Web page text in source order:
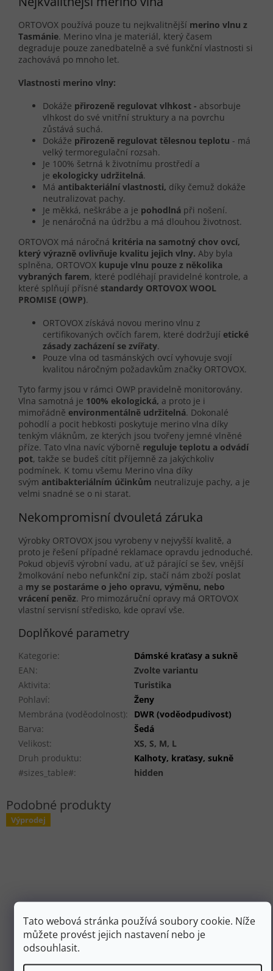
Tato webová stránka používá soubory cookie. Níže
můžete provést jejich nastavení nebo je
odsouhlasit.
ORTOVOX používá pouze tu nejkvalitnější merino vlnu z
Tasmánie. Merino vlna je materiál, který časem
degraduje pouze zanedbatelně a své funkční vlastnosti si
zachovává po mnoho let.
Vlastnosti merino vlny:
Dokáže přirozeně regulovat vlhkost - absorbuje
vlhkost do své vnitřní struktury a na povrchu
zůstává suchá.
Dokáže přirozeně regulovat tělesnou teplotu - má
velký termoregulační rozsah.
Je 100% šetrná k životnímu prostředí a
je ekologicky udržitelná.
Má antibakteriální vlastnosti, díky čemuž dokáže
neutralizovat pachy.
Je měkká, neškrábe a je pohodlná při nošení.
Je nenáročná na údržbu a má dlouhou životnost.
ORTOVOX má náročná kritéria na samotný chov ovcí,
který výrazně ovlivňuje kvalitu jejich vlny. Aby byla
splněna, ORTOVOX kupuje vlnu pouze z několika
vybraných farem, které podléhají pravidelné kontrole, a
které splňují přísné standardy ORTOVOX WOOL
PROMISE (OWP).
ORTOVOX získává novou merino vlnu z
certifikovaných ovčích farem, které dodržují etické
zásady zacházení se zvířaty.
Pouze vlna od tasmánských ovcí vyhovuje svojí
kvalitou náročným požadavkům značky ORTOVOX.
Tyto farmy jsou v rámci OWP pravidelně monitorovány.
Vlna samotná je 100% ekologická, a proto je i
mimořádně environmentálně udržitelná. Dokonalé
pohodlí a pocit hebkosti poskytuje merino vlna díky
tenkým vláknům, ze kterých jsou tvořeny jemné vlněné
příze. Tato vlna navíc výborně reguluje teplotu a odvádí
pot, takže se budeš cítit příjemně za jakýchkoliv
podmínek. K tomu všemu Merino vlna díky
svým antibakteriálním účinkům neutralizuje pachy, a je
velmi snadné se o ni starat.
Nekompromisní dvouletá záruka
Výrobky ORTOVOX jsou vyrobeny v nejvyšší kvalitě, a
proto je řešení případné reklamace opravdu jednoduché.
Pokud objevíš výrobní vadu, ať už párající se šev, vnější
žmolkování nebo nefunkční zip, stačí nám zboží poslat
a my se postaráme o jeho opravu, výměnu, nebo
vrácení peněz. Pro mimozáruční opravy má ORTOVOX
vlastní servisní středisko, kde opraví vše.
Doplňkové parametry
Kategorie:
Dámské kraťasy a sukně
EAN:
Zvolte variantu
Aktivita:
Turistika
Pohlaví:
Ženy
Membrána (voděodolnost):
DWR (voděodpudivost)
Barva:
Šedá
Velikost:
XS, S, M, L
Druh produktu:
Kalhoty, kraťasy, sukně
#sizes_table#: hidden
Výprodej